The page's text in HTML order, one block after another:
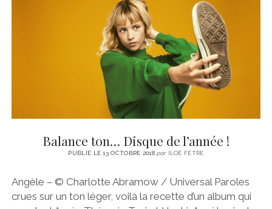
CINÉMA
LITTÉRATURE
ÉCONOMIE
SPORT
MÉDIAS
SANTÉ
instagram
email
Balance ton… Disque de l’année !
PUBLIÉ LE 13 OCTOBRE 2018parILOÉ FÉTRÉ
Angèle – © Charlotte Abramow / Universal Paroles
crues sur un ton léger, voilà la recette d’un album qui